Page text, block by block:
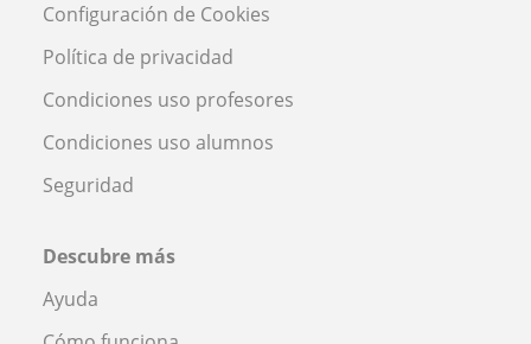
Configuración de Cookies
Política de privacidad
Condiciones uso profesores
Condiciones uso alumnos
Seguridad
Descubre más
Ayuda